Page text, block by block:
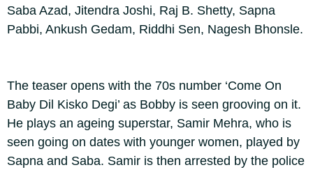
Saba Azad, Jitendra Joshi, Raj B. Shetty, Sapna
Pabbi, Ankush Gedam, Riddhi Sen, Nagesh Bhonsle.
The teaser opens with the 70s number ‘Come On
Baby Dil Kisko Degi’ as Bobby is seen grooving on it.
He plays an ageing superstar, Samir Mehra, who is
seen going on dates with younger women, played by
Sapna and Saba. Samir is then arrested by the police